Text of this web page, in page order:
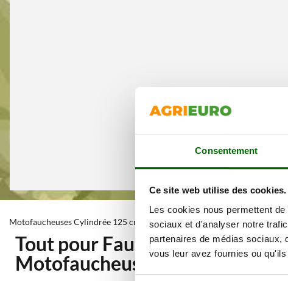
Consentement
Ce site web utilise des cookies.
Les cookies nous permettent
sociaux et d'analyser notre
partenaires de médias sociaux,
vous leur avez fournies ou
Motofaucheuses Cylindrée 125 cm³
Tout pour Fauchage et Tonte
Motofaucheuses Cylindrée